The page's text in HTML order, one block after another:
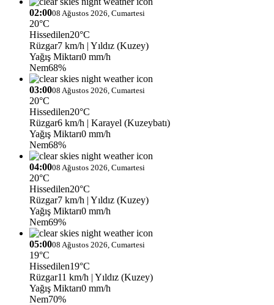
02:0008 Ağustos 2026, Cumartesi
20°C
Hissedilen20°C
Rüzgar7 km/h | Yıldız (Kuzey)
Yağış Miktarı0 mm/h
Nem68%
03:0008 Ağustos 2026, Cumartesi
20°C
Hissedilen20°C
Rüzgar6 km/h | Karayel (Kuzeybatı)
Yağış Miktarı0 mm/h
Nem68%
04:0008 Ağustos 2026, Cumartesi
20°C
Hissedilen20°C
Rüzgar7 km/h | Yıldız (Kuzey)
Yağış Miktarı0 mm/h
Nem69%
05:0008 Ağustos 2026, Cumartesi
19°C
Hissedilen19°C
Rüzgar11 km/h | Yıldız (Kuzey)
Yağış Miktarı0 mm/h
Nem70%